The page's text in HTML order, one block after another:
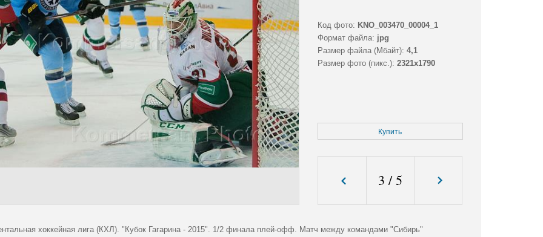
Код фото: KNO_003470_00004_1
Формат файла: jpg
Размер файла (Мбайт): 4,1
Размер фото (пикс.): 2321x1790
Купить
3 /5
хоккейная лига (КХЛ). "Кубок Гагарина - 2015". 1/2 финала плей-офф. Матч между командами "Сибирь"